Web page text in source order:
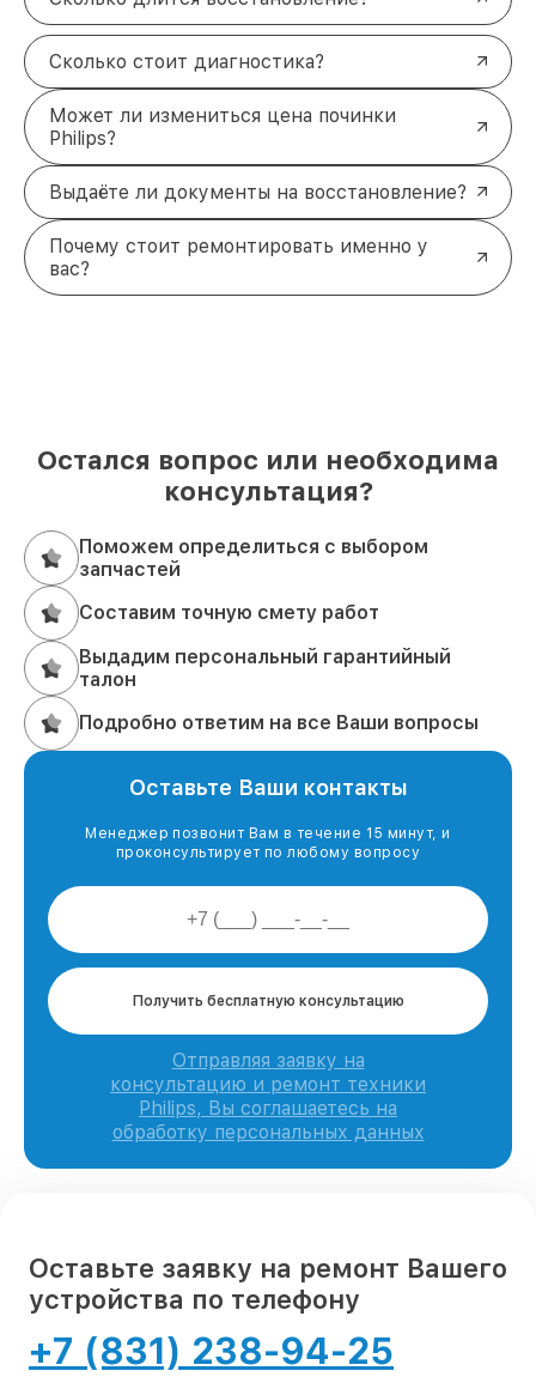
Сколько стоит диагностика?
Может ли измениться цена починки
Philips?
Выдаёте ли документы на восстановление?
Почему стоит ремонтировать именно у
вас?
Остался вопрос или необходима
консультация?
Поможем определиться с выбором
запчастей
Составим точную смету работ
Выдадим персональный гарантийный
талон
Подробно ответим на все Ваши вопросы
Оставьте Ваши контакты
Менеджер позвонит Вам в течение 15 минут, и
проконсультирует по любому вопросу
Получить бесплатную консультацию
Отправляя заявку на
консультацию и ремонт техники
Philips, Вы соглашаетесь на
обработку персональных данных
Оставьте заявку на ремонт Вашего
устройства по телефону
+7 (831) 238-94-25